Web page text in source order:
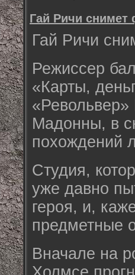
Гай Ричи
Гай Ричи
Режиссер
«Карты,
Мадонны, в
похождений
Студия,
уже давно
героя, и,
предметные
Вначале на